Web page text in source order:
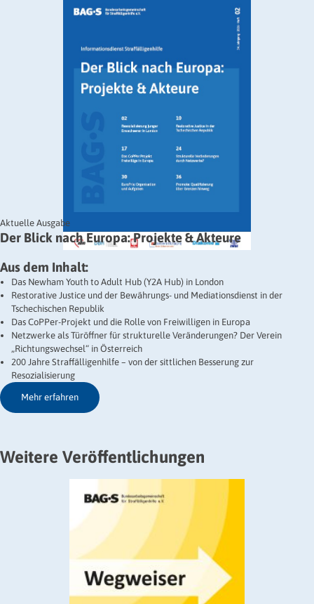
Aktuelle Ausgabe
Der Blick nach Europa: Projekte & Akteure
Aus dem Inhalt:
Das Newham Youth to Adult Hub (Y2A Hub) in London
Restorative Justice und der Bewährungs- und Mediationsdienst in der
Tschechischen Republik
Das CoPPer-Projekt und die Rolle von Freiwilligen in Europa
Netzwerke als Türöffner für strukturelle Veränderungen? Der Verein
„Richtungswechsel“ in Österreich
200 Jahre Straffälligenhilfe – von der sittlichen Besserung zur
Resozialisierung
Mehr erfahren
Weitere Veröffentlichungen